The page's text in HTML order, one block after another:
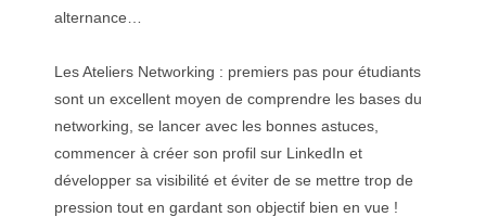
alternance…
Les Ateliers Networking : premiers pas pour étudiants
sont un excellent moyen de comprendre les bases du
networking, se lancer avec les bonnes astuces,
commencer à créer son profil sur LinkedIn et
développer sa visibilité et éviter de se mettre trop de
pression tout en gardant son objectif bien en vue ! ­ ­ ­